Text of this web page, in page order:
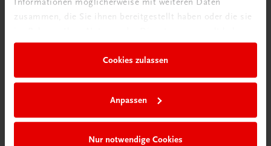
zusammen, die Sie ihnen bereitgestellt haben oder die sie
Cookies zulassen
Anpassen
Nur notwendige Cookies